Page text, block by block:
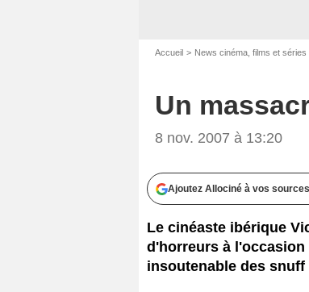
Accueil News cinéma, films et séries
Un
8 nov. 2007 à 13:20
Ajoutez Allociné à vos
Le cinéaste ibérique
d'horreurs à
insoutenable des snuff